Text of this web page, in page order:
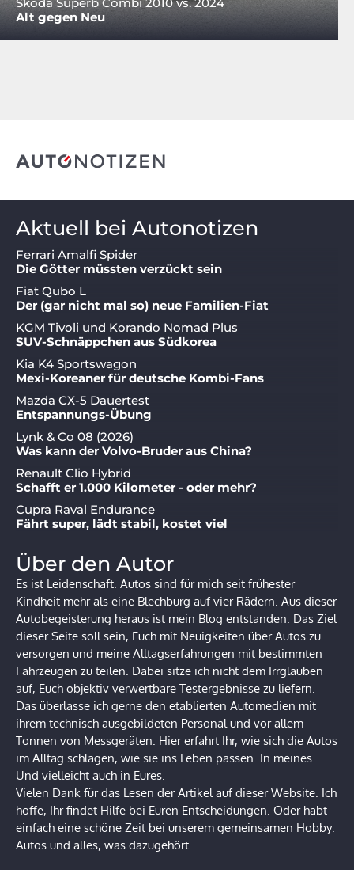
Alt gegen Neu
Aktuell bei Autonotizen
Ferrari Amalfi Spider
Die Götter müssten verzückt sein
Fiat Qubo L
Der (gar nicht mal so) neue Familien-Fiat
KGM Tivoli und Korando Nomad Plus
SUV-Schnäppchen aus Südkorea
Kia K4 Sportswagon
Mexi-Koreaner für deutsche Kombi-Fans
Mazda CX-5 Dauertest
Entspannungs-Übung
Lynk & Co 08 (2026)
Was kann der Volvo-Bruder aus China?
Renault Clio Hybrid
Schafft er 1.000 Kilometer - oder mehr?
Cupra Raval Endurance
Fährt super, lädt stabil, kostet viel
Über den Autor
Es ist Leidenschaft. Autos sind für mich seit frühester
Kindheit mehr als eine Blechburg auf vier Rädern. Aus dieser
Autobegeisterung heraus ist mein Blog entstanden. Das Ziel
dieser Seite soll sein, Euch mit Neuigkeiten über Autos zu
versorgen und meine Alltagserfahrungen mit bestimmten
Fahrzeugen zu teilen. Dabei sitze ich nicht dem Irrglauben
auf, Euch objektiv verwertbare Testergebnisse zu liefern.
Das überlasse ich gerne den etablierten Automedien mit
ihrem technisch ausgebildeten Personal und vor allem
Tonnen von Messgeräten. Hier erfahrt Ihr, wie sich die Autos
im Alltag schlagen, wie sie ins Leben passen. In meines.
Und vielleicht auch in Eures.
Vielen Dank für das Lesen der Artikel auf dieser Website. Ich
hoffe, Ihr findet Hilfe bei Euren Entscheidungen. Oder habt
einfach eine schöne Zeit bei unserem gemeinsamen Hobby:
Autos und alles, was dazugehört.